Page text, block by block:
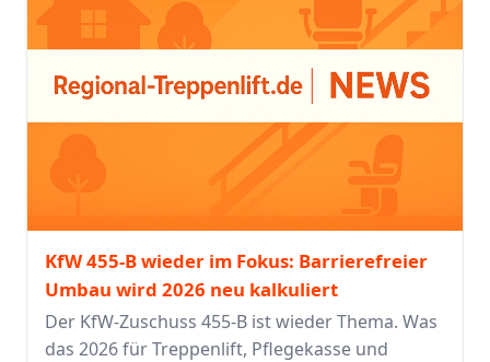
KfW 455-B wieder im Fokus: Barrierefreier
Umbau wird 2026 neu kalkuliert
Der KfW-Zuschuss 455-B ist wieder Thema. Was
das 2026 für Treppenlift, Pflegekasse und